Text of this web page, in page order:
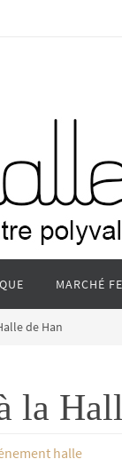
MARCHÉ
de Han
la
halle